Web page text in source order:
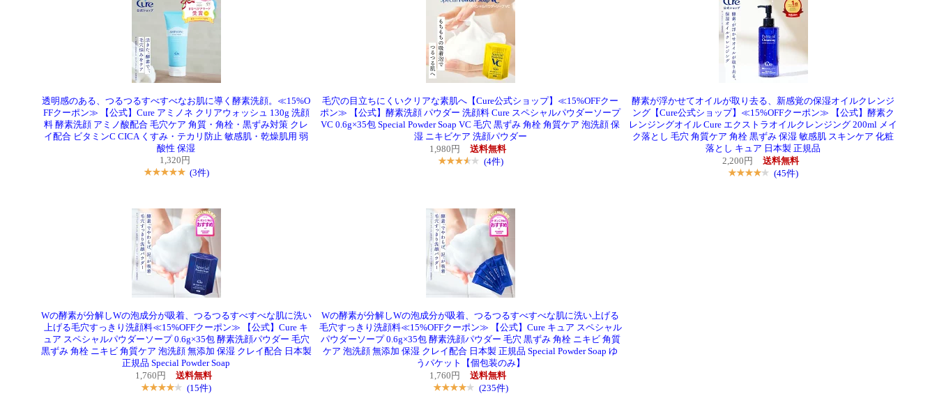
透明感のある、つるつるすべすべなお肌に導く酵素洗顔。≪15%O
FFクーポン≫ 【公式】Cure アミノネ クリアウォッシュ 130g 洗顔
料 酵素洗顔 アミノ酸配合 毛穴ケア 角質・角栓・黒ずみ対策 クレ
イ配合 ビタミンC CICA くすみ・テカリ防止 敏感肌・乾燥肌用 弱
酸性 保湿
1,320円
(3件)
毛穴の目立ちにくいクリアな素肌へ【Cure公式ショップ】≪15%OFFクー
ポン≫ 【公式】酵素洗顔 パウダー 洗顔料 Cure スペシャルパウダーソープ
VC 0.6g×35包 Special Powder Soap VC 毛穴 黒ずみ 角栓 角質ケア 泡洗顔 保
湿 ニキビケア 洗顔パウダー
1,980円
送料無料
(4件)
酵素が浮かせてオイルが取り去る、新感覚の保湿オイルクレンジ
ング【Cure公式ショップ】≪15%OFFクーポン≫ 【公式】酵素ク
レンジングオイル Cure エクストラオイルクレンジング 200ml メイ
ク落とし 毛穴 角質ケア 角栓 黒ずみ 保湿 敏感肌 スキンケア 化粧
落とし キュア 日本製 正規品
2,200円
送料無料
(45件)
Wの酵素が分解しWの泡成分が吸着、つるつるすべすべな肌に洗い
上げる毛穴すっきり洗顔料≪15%OFFクーポン≫ 【公式】Cure キ
ュア スペシャルパウダーソープ 0.6g×35包 酵素洗顔パウダー 毛穴
黒ずみ 角栓 ニキビ 角質ケア 泡洗顔 無添加 保湿 クレイ配合 日本製
正規品 Special Powder Soap
1,760円
送料無料
(15件)
Wの酵素が分解しWの泡成分が吸着、つるつるすべすべな肌に洗い上げる
毛穴すっきり洗顔料≪15%OFFクーポン≫ 【公式】Cure キュア スペシャル
パウダーソープ 0.6g×35包 酵素洗顔パウダー 毛穴 黒ずみ 角栓 ニキビ 角質
ケア 泡洗顔 無添加 保湿 クレイ配合 日本製 正規品 Special Powder Soap ゆ
うパケット【個包装のみ】
1,760円
送料無料
(235件)